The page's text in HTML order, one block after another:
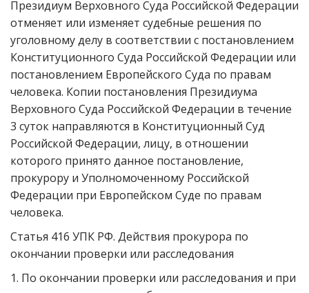
Президиум Верховного Суда Российской Федерации
отменяет или изменяет судебные решения по
уголовному делу в соответствии с постановлением
Конституционного Суда Российской Федерации или
постановлением Европейского Суда по правам
человека. Копии постановления Президиума
Верховного Суда Российской Федерации в течение
3 суток направляются в Конституционный Суд
Российской Федерации, лицу, в отношении
которого принято данное постановление,
прокурору и Уполномоченному Российской
Федерации при Европейском Суде по правам
человека.
Статья 416 УПК РФ. Действия прокурора по
окончании проверки или расследования
1. По окончании проверки или расследования и при